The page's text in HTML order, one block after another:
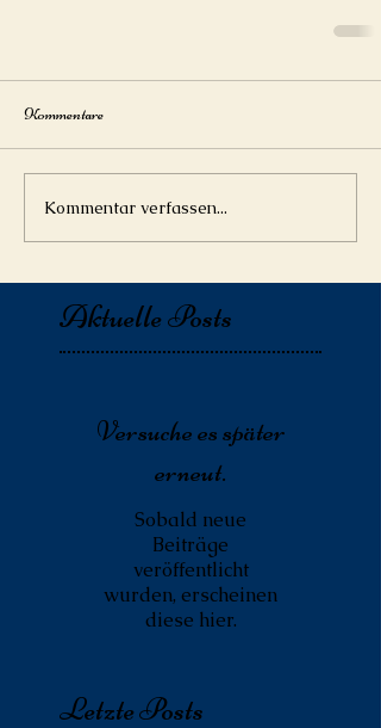
Aktuelle Posts
Letzte Posts
Kommentare
Kommentar verfassen...
Versuche es später
erneut.
Sobald neue
Beiträge
veröffentlicht
wurden, erscheinen
diese hier.